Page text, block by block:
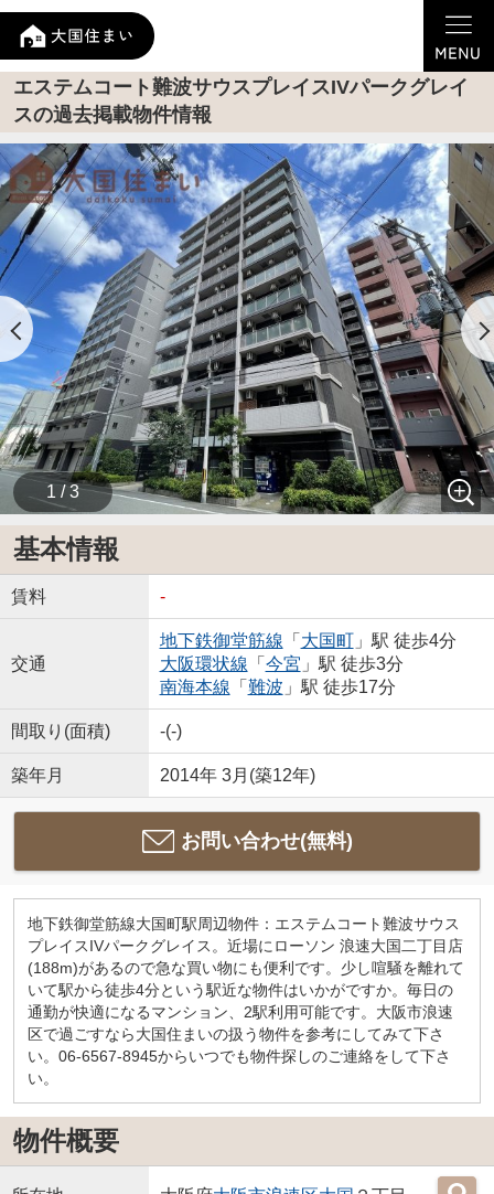
エステムコート難波サウスプレイスIVパークグレイ
スの過去掲載物件情報
1 / 3
基本情報
賃料 -
交通
地下鉄御堂筋線 「 大国町」駅 徒歩4分
大阪環状線 「 今宮 」駅 徒歩3分
南海本線 「 難波 」駅 徒歩17分
間取り(面積) -(-)
築年月 2014年 3月(築12年)
お問い合わせ(無料)
地下鉄御堂筋線大国町駅周辺物件：エステムコート難波サウス
プレイスIVパークグレイス。近場にローソン 浪速大国二丁目店
(188m)があるので急な買い物にも便利です。少し喧騒を離れて
いて駅から徒歩4分という駅近な物件はいかがですか。毎日の
通勤が快適になるマンション、2駅利用可能です。大阪市浪速
区で過ごすなら大国住まいの扱う物件を参考にしてみて下さ
い。06-6567-8945からいつでも物件探しのご連絡をして下さ
い。
物件概要